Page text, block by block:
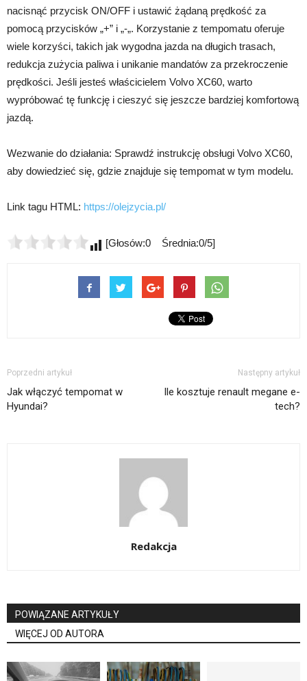
nacisnąć przycisk ON/OFF i ustawić żądaną prędkość za
pomocą przycisków „+” i „-„. Korzystanie z tempomatu oferuje
wiele korzyści, takich jak wygodna jazda na długich trasach,
redukcja zużycia paliwa i unikanie mandatów za przekroczenie
prędkości. Jeśli jesteś właścicielem Volvo XC60, warto
wypróbować tę funkcję i cieszyć się jeszcze bardziej komfortową
jazdą.
Wezwanie do działania: Sprawdź instrukcję obsługi Volvo XC60,
aby dowiedzieć się, gdzie znajduje się tempomat w tym modelu.
Link tagu HTML: https://olejzycia.pl/
[Głosów:0 Średnia:0/5]
Poprzedni artykuł
Jak włączyć tempomat w
Hyundai?
Następny artykuł
Ile kosztuje renault megane e-
tech?
Redakcja
POWIĄZANE ARTYKUŁY
WIĘCEJ OD AUTORA